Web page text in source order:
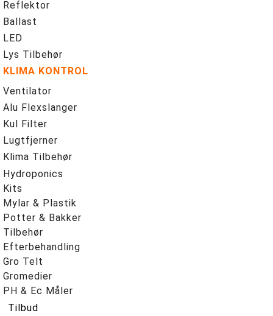
Reflektor
Ballast
LED
Lys Tilbehør
KLIMA KONTROL
Ventilator
Alu Flexslanger
Kul Filter
Lugtfjerner
Klima Tilbehør
Hydroponics
Kits
Mylar & Plastik
Potter & Bakker
Tilbehør
Efterbehandling
Gro Telt
Gromedier
PH & Ec Måler
Tilbud